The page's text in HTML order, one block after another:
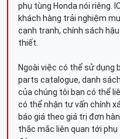
phụ tùng Honda nói riêng.
khách hàng trải nghiệm
cạnh tranh, chính sách
thiết.
Ngoài việc có thể sử dụng
parts catalogue, danh
của chúng tôi bạn có thể
có thể nhận tư vấn chính
báo giá theo giá trị đơn
thắc mắc liên quan tới